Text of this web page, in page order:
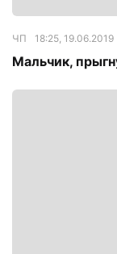
ЧП 18:25, 19.06.2019
Мальчик,